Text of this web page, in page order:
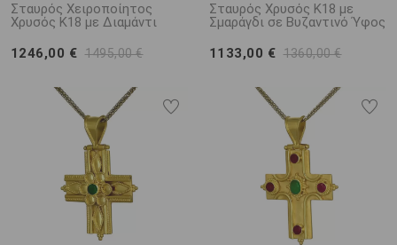
Σταυρός Χειροποίητος
Χρυσός Κ18 με Διαμάντι
1246,00 € 1495,00 €
Σταυρός Χρυσός Κ18 με
Σμαράγδι σε Βυζαντινό Ύφος
1133,00 € 1360,00 €